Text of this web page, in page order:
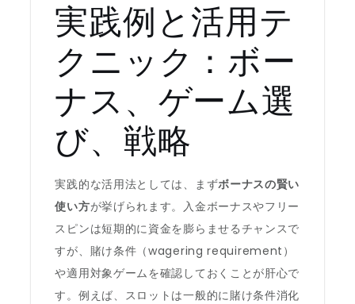
実践例と活用テ
クニック：ボー
ナス、ゲーム選
び、戦略
実践的な活用法としては、まずボーナスの賢い
使い方が挙げられます。入金ボーナスやフリー
スピンは短期的に資金を膨らませるチャンスで
すが、賭け条件（wagering requirement）
や適用対象ゲームを確認しておくことが肝心で
す。例えば、スロットは一般的に賭け条件消化